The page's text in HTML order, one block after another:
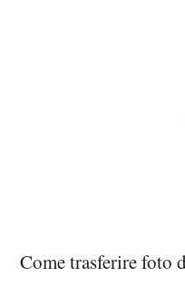
Come trasferire foto